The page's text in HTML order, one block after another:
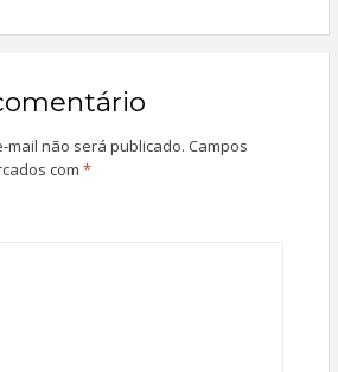
mail não será publicado. Campos
com *